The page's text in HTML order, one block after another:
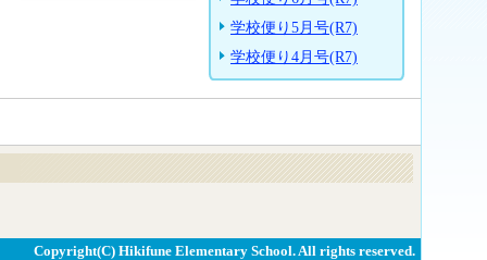
学校便り5月号(R7)
学校便り4月号(R7)
Copyright(C) Hikifune Elementary School. All rights reserved.